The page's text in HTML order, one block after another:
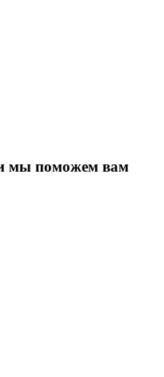
и мы поможем вам